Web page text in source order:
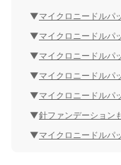
マイクロニードルパ
マイクロニードルパ
マイクロニードルパ
マイクロニードルパ
マイクロニードルパ
針ファンデーション
マイクロニードルパ